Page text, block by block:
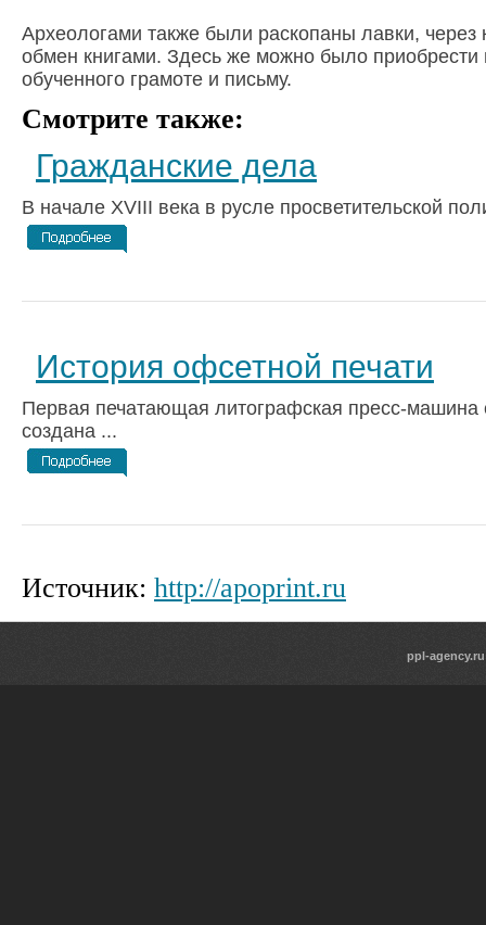
Археологами также были раскопаны лавки, через
обмен книгами. Здесь же можно было приобрести
обученного грамоте и письму.
Смотрите также:
Гражданские дела
В начале XVIII века в русле просветительской
История офсетной печати
Первая печатающая литографская пресс-
создана ...
Источник: http://apoprint.ru
ppl-